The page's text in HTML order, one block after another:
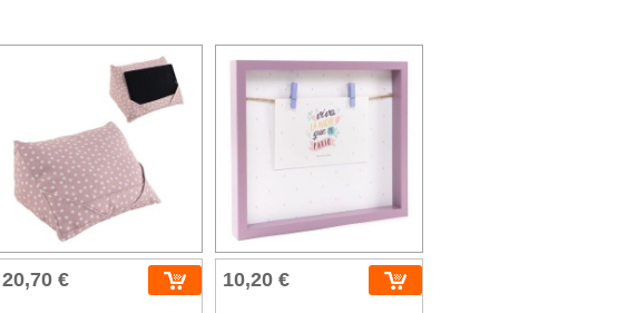
20,70 € 10,20 €